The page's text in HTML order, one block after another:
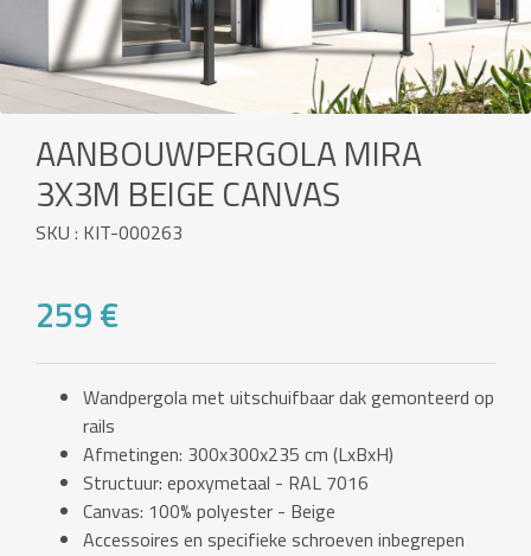
AANBOUWPERGOLA MIRA
3X3M BEIGE CANVAS
SKU : KIT-000263
259 €
Wandpergola met uitschuifbaar dak gemonteerd op
rails
Afmetingen: 300x300x235 cm (LxBxH)
Structuur: epoxymetaal - RAL 7016
Canvas: 100% polyester - Beige
Accessoires en specifieke schroeven inbegrepen